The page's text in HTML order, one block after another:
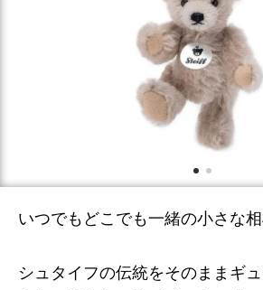
いつでもどこでも一緒の小さな
シュタイフの伝統をそのままギ